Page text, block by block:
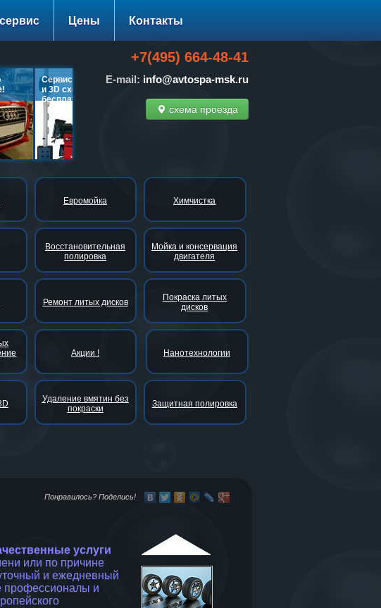
Цены Контакты
+7(495) 664-48-41
E-mail: info@avtospa-msk.ru
схема проезда
Сервис: диагностики ходовой
и 3D сход-развала
бесплатно!
Нано-технологии: 30-100%
Евромойка Химчистка
Восстановительная
полировка
Мойка и консервация
двигателя
Ремонт литых дисков
Покраска литых
дисков
Акции ! Нанотехнологии
Удаление вмятин без
покраски
Защитная полировка
Понравилось? Поделись!
услуги
или по причине
и ежедневный
профессионалы и